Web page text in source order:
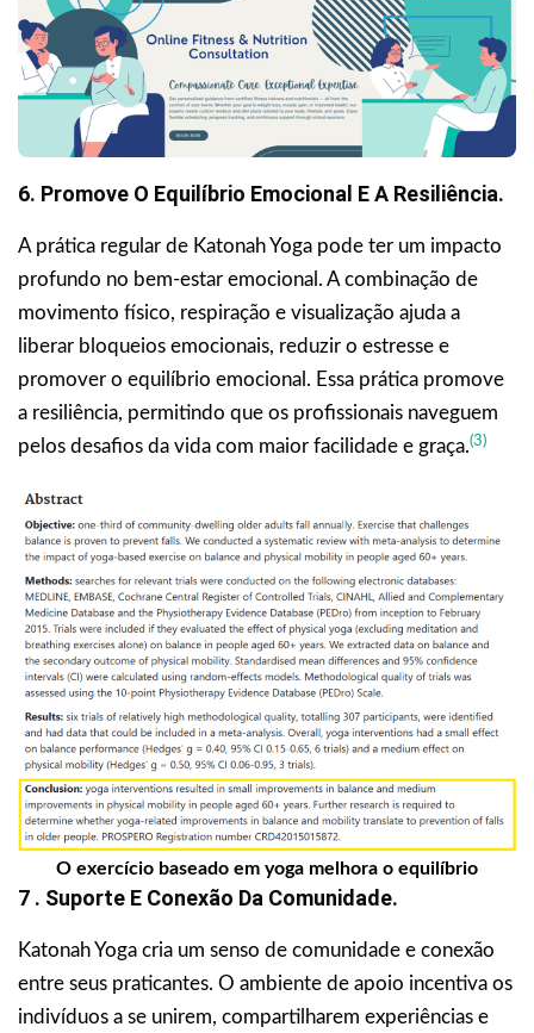
6. Promove O Equilíbrio Emocional E A Resiliência.
A prática regular de Katonah Yoga pode ter um impacto
profundo no bem-estar emocional. A combinação de
movimento físico, respiração e visualização ajuda a
liberar bloqueios emocionais, reduzir o estresse e
promover o equilíbrio emocional. Essa prática promove
a resiliência, permitindo que os profissionais naveguem
pelos desafios da vida com maior facilidade e graça.(3)
O exercício baseado em yoga melhora o equilíbrio
7 . Suporte E Conexão Da Comunidade.
Katonah Yoga cria um senso de comunidade e conexão
entre seus praticantes. O ambiente de apoio incentiva os
indivíduos a se unirem, compartilharem experiências e